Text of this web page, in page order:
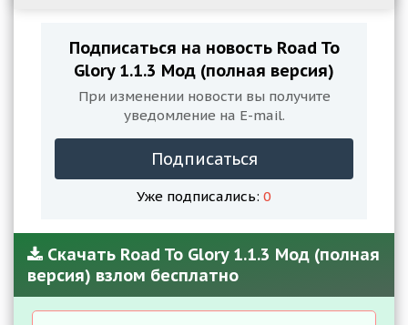
Подписаться на новость Road To
Glory 1.1.3 Мод (полная версия)
При изменении новости вы получите
уведомление на E-mail.
Подписаться
Уже подписались: 0
Скачать Road To Glory 1.1.3 Мод (полная
версия) взлом бесплатно